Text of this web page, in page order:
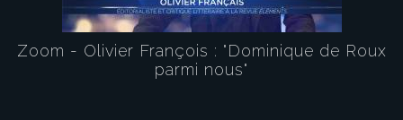
Zoom - Olivier François : "Dominique de Roux
parmi nous"